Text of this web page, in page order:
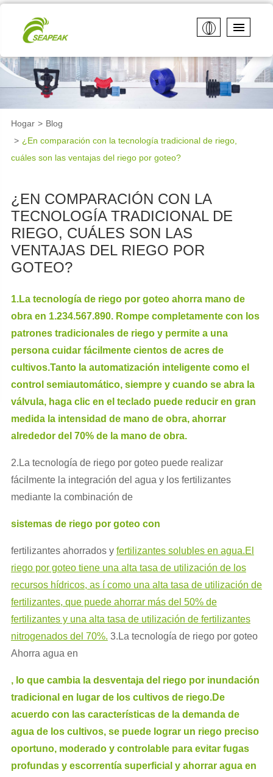
Hogar
Blog
¿En comparación con la tecnología tradicional de riego,
cuáles son las ventajas del riego por goteo?
¿EN COMPARACIÓN CON LA
TECNOLOGÍA TRADICIONAL DE
RIEGO, CUÁLES SON LAS
VENTAJAS DEL RIEGO POR
GOTEO?
1.La tecnología de riego por goteo ahorra mano de
obra en 1.234.567.890. Rompe completamente con los
patrones tradicionales de riego y permite a una
persona cuidar fácilmente cientos de acres de
cultivos.Tanto la automatización inteligente como el
control semiautomático, siempre y cuando se abra la
válvula, haga clic en el teclado puede reducir en gran
medida la intensidad de mano de obra, ahorrar
alrededor del 70% de la mano de obra.
2.La tecnología de riego por goteo puede realizar
fácilmente la integración del agua y los fertilizantes
mediante la combinación de
sistemas de riego por goteo con
fertilizantes ahorrados y fertilizantes solubles en agua.El
riego por goteo tiene una alta tasa de utilización de los
recursos hídricos, as í como una alta tasa de utilización de
fertilizantes, que puede ahorrar más del 50% de
fertilizantes y una alta tasa de utilización de fertilizantes
nitrogenados del 70%. 3.La tecnología de riego por goteo
Ahorra agua en
, lo que cambia la desventaja del riego por inundación
tradicional en lugar de los cultivos de riego.De
acuerdo con las características de la demanda de
agua de los cultivos, se puede lograr un riego preciso
oportuno, moderado y controlable para evitar fugas
profundas y escorrentía superficial y ahorrar agua en